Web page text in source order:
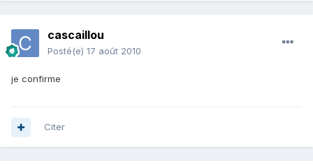
cascaillou
Posté(e) 17 août 2010
je confirme
Citer